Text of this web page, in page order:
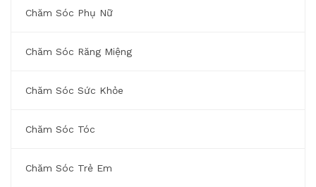
Chăm Sóc Phụ Nữ
Chăm Sóc Răng Miệng
Chăm Sóc Sức Khỏe
Chăm Sóc Tóc
Chăm Sóc Trẻ Em